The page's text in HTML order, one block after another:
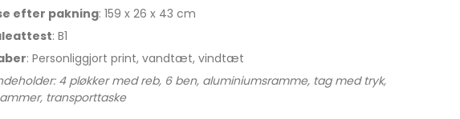
efter pakning: 159 x 26 x 43 cm
: B1
: Personliggjort print, vandtæt, vindtæt
4 pløkker med reb, 6 ben, aluminiumsramme, tag med tryk,
transporttaske